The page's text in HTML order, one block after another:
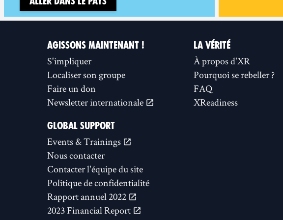
AGISSONS MAINTENANT !
S'impliquer
Localiser son groupe
Faire un don
Newsletter internationale
LA VÉRITÉ
À propos d'XR
Pourquoi se rebeller ?
FAQ
XReadiness
GLOBAL SUPPORT
Events & Trainings
Nous contacter
Contacter l'équipe du site
Politique de confidentialité
Rapport annuel 2022
2023 Financial Report